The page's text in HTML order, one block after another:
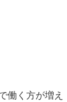
働く方が増え